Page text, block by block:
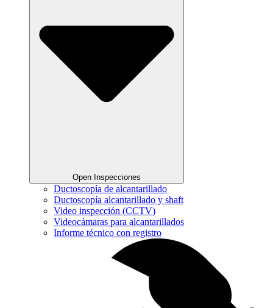
Open Inspecciones
Ductoscopía de alcantarillado
Ductoscopía alcantarillado y shaft
Video inspección (CCTV)
Videocámaras para alcantarillados
Informe técnico con registro